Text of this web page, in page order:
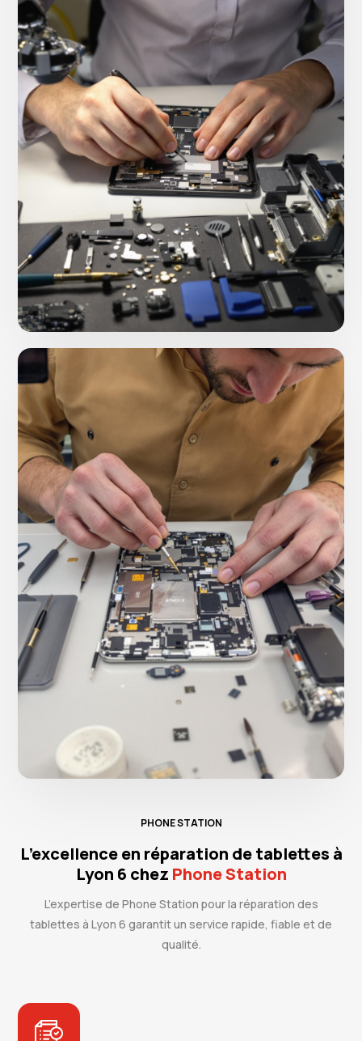
PHONE STATION
L’excellence en réparation de tablettes à
Lyon 6 chez Phone Station
L’expertise de Phone Station pour la réparation des
tablettes à Lyon 6 garantit un service rapide, fiable et de
qualité.